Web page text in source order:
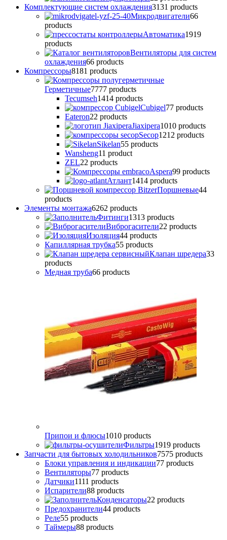
Комплектующие систем охлаждения3131 products
Микродвигатели66
products
Автоматика1919
products
Вентиляторы для систем
охлаждения66 products
Компрессоры8181 products
Герметичные7777 products
Tecumseh1414 products
Cubigel77 products
Eateron22 products
Jiaxipera1010 products
Secop1212 products
Sikelan55 products
Wansheng11 product
ZEL22 products
Аspera99 products
Атлант1414 products
Поршневые44
products
Элементы монтажа6262 products
Фитинги1313 products
Виброгасители22 products
Изоляция44 products
Капиллярная трубка55 products
Клапан шредера33
products
Медная труба66 products
Припои и флюсы1010 products
Фильтры1919 products
Запчасти для бытовых холодильников7575 products
Блоки управления и индикации77 products
Вентиляторы77 products
Датчики1111 products
Испарители88 products
Конденсаторы22 products
Предохранители44 products
Реле55 products
Таймеры88 products